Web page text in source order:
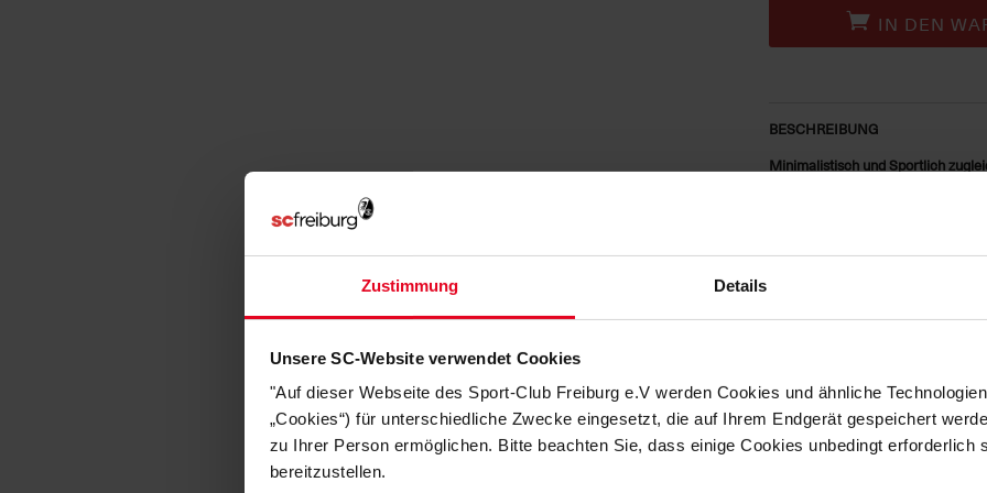
Zustimmung Details
Unsere SC-Website verwendet Cookies
"Auf dieser Webseite des Sport-Club Freiburg e.V werden Cookies und ähnliche
„Cookies“) für unterschiedliche Zwecke eingesetzt, die auf Ihrem Endgerät gespeichert
zu Ihrer Person ermöglichen. Bitte beachten Sie, dass einige Cookies unbedingt erforderlich
bereitzustellen.
IN DEN
BESCHREIBUNG
Minimalistisch und Sportlich
SC
Botschaft. In zeitlosem Schwarz
rechten Brustseite befindet sich
mit „Nike“-Schriftzug das
alle, die sportliche Schlichtheit
MATERIALIEN
KUNDENBEWERTUNGEN (24)